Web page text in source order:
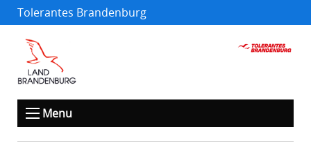
Tolerantes Brandenburg
Menu